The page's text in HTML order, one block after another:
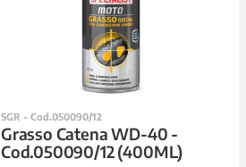
SGR - Cod.050090/12
Grasso Catena WD-40 -
Cod.050090/12 (400ML)